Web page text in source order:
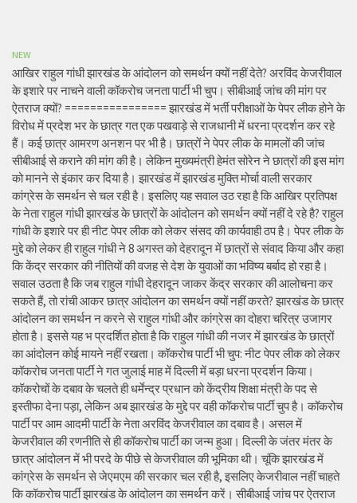
NEW
आखिर राहुल गांधी झारखंड के आंदोलन को समर्थन क्यों नहीं देते? अरविंद केजरीवाल
के इशारे पर नाचने वाली कॉकरोच जनता पार्टी भी चुप। सीबीआई जांच की मांग पर
ऐतराज क्यों? ================ झारखंड में भर्ती परीक्षाओं के पेपर लीक होने के
विरोध में प्रदेश भर के छात्र गत एक पखवाड़े से राजधानी में धरना प्रदर्शन कर रहे
हैं। कई छात्र आमरण अनशन पर भी है। छात्रों ने पेपर लीक के मामलों की जांच
सीबीआई से कराने की मांग की है। लेकिन मुख्यमंत्री हेमंत सोरेन ने छात्रों की इस मांग
को मानने से इंकार कर दिया है। झारखंड में झारखंड मुक्ति मोर्चा वाली सरकार
कांग्रेस के समर्थन से चल रही है। इसलिए यह सवाल उठ रहा है कि आखिर प्रतिपक्ष
के नेता राहुल गांधी झारखंड के छात्रों के आंदोलन को समर्थन क्यों नहीं दे रहे है? राहुल
गांधी के इशारे पर ही नीट पेपर लीक को लेकर संसद की कार्यवाही ठप है। पेपर लीक के
मुद्दे को लेकर ही राहुल गांधी ने 8 अगस्त को देहरादून में छात्रों से संवाद किया और कहा
कि केंद्र सरकार की नीतियों की वजह से देश के युवाओं का भविष्य बर्बाद हो रहा है।
सवाल उठता है कि जब राहुल गांधी देहरादून जाकर केंद्र सरकार की आलोचना कर
सकते हैं, तो रांची आकर छात्र आंदोलन का समर्थन क्यों नहीं करते? झारखंड के छात्र
आंदोलन का समर्थन न करने से राहुल गांधी और कांग्रेस का दोहरा चरित्र उजागर
होता है। इससे यह भ प्रदर्शित होता है कि राहुल गांधी की नजर में झारखंड के छात्रों
का आंदोलन कोई मायने नहीं रखता। कॉकरोच पार्टी भी चुप: नीट पेपर लीक को लेकर
कॉकरोच जनता पार्टी ने गत जुलाई माह में दिल्ली में बड़ा धरना प्रदर्शन किया।
कॉकरोचों के दबाव के चलते ही धर्मेन्द्र प्रधान को केंद्रीय शिक्षा मंत्री के पद से
इस्तीफा देना पड़ा, लेकिन अब झारखंड के मुद्दे पर वही कॉकरोच पार्टी चुप है। कॉकरोच
पार्टी पर आम आदमी पार्टी के नेता अरविंद केजरीवाल का दबाव है। असल में
केजरीवाल की रणनीति से ही कॉकरोच पार्टी का जन्म हुआ। दिल्ली के जंतर मंतर के
छात्र आंदोलन में भी परदे के पीछे से केजरीवाल की भूमिका थी। चूंकि झारखंड में
कांग्रेस के समर्थन से जेएमएम की सरकार चल रही है, इसलिए केजरीवाल नहीं चाहते
कि कॉकरोच पार्टी झारखंड के आंदोलन का समर्थन करें। सीबीआई जांच पर ऐतराज